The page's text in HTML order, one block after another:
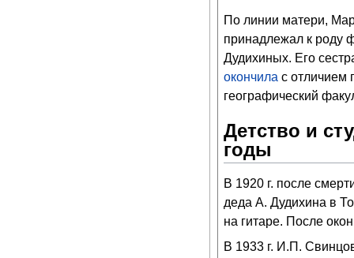
По линии матери,
принадлежал к роду
Дудихиных. Его
окончила с отличием
географический
Детство и
годы
В 1920 г. после
деда А. Дудихина в
на гитаре. После
В 1933 г. И.П.